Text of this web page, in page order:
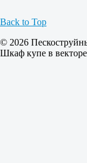
Back to Top
© 2026
Шкаф купе в векторе